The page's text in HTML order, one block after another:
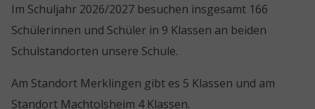
Im Schuljahr 2026/2027 besuchen insgesamt 166
Schülerinnen und Schüler in 9 Klassen an beiden
Schulstandorten unsere Schule.
Am Standort Merklingen gibt es 5 Klassen und am
Standort Machtolsheim 4 Klassen.